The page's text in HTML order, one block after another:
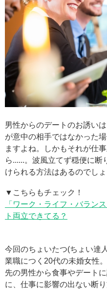
男性からのデートのお誘い
が意中の相手ではなかった
ますよね。しかもそれが仕
ら......。波風立てず穏便に
けられる方法はあるのでし
▼こちらもチェック！
「ワーク・ライフ・バラン
ト両立できてる？
今回のちょいたつ(ちょい達
業職につく20代の未婚女性
先の男性から食事やデート
に、仕事に影響の出ない断